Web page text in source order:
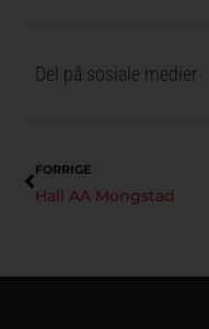
Del på sosiale medier
FORRIGE
Hall AA Mongstad